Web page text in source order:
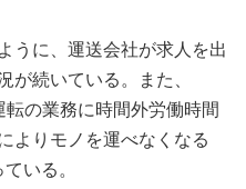
うに、運送会社が求人を出
が続いている。また、
の業務に時間外労働時間
よりモノを運べなくなる
いる。